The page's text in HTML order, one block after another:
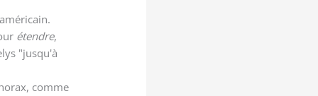
étendre,
"jusqu'à
comme